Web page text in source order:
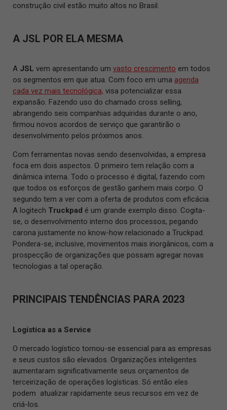
construção civil estão muito altos no Brasil.
A JSL POR ELA MESMA
A JSL vem apresentando um vasto crescimento em todos
os segmentos em que atua. Com foco em uma agenda
cada vez mais tecnológica, visa potencializar essa
expansão. Fazendo uso do chamado cross selling,
abrangendo seis companhias adquiridas durante o ano,
firmou novos acordos de serviço que garantirão o
desenvolvimento pelos próximos anos.
Com ferramentas novas sendo desenvolvidas, a empresa
foca em dois aspectos. O primeiro tem relação com a
dinâmica interna. Todo o processo é digital, fazendo com
que todos os esforços de gestão ganhem mais corpo. O
segundo tem a ver com a oferta de produtos com eficácia.
A logitech Truckpad é um grande exemplo disso. Cogita-
se, o desenvolvimento interno dos processos, pegando
carona justamente no know-how relacionado a Truckpad.
Pondera-se, inclusive, movimentos mais inorgânicos, com a
prospecção de organizações que possam agregar novas
tecnologias a tal operação.
PRINCIPAIS TENDÊNCIAS PARA 2023
Logística as a Service
O mercado logístico tornou-se essencial para as empresas
e seus custos são elevados. Organizações inteligentes
aumentaram significativamente seus orçamentos de
terceirização de operações logísticas. Só então eles
podem atualizar rapidamente seus recursos em vez de
criá-los.